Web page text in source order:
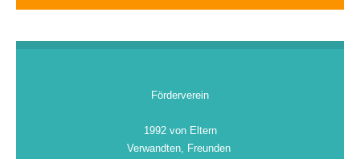
Förderverein
1992 von Eltern
Verwandten, Freunden